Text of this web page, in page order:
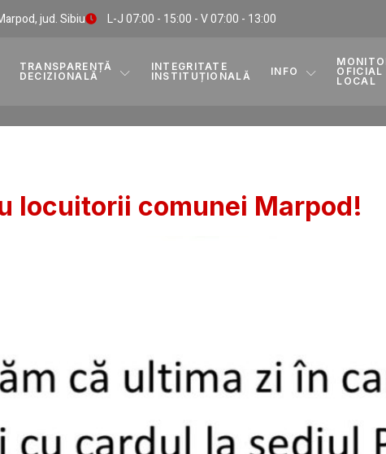
jud. Sibiu L-J 07:00 - 15:00 - V 07:00 - 13:00
TRANSPARENȚĂ
DECIZIONALĂ
INTEGRITATE
INSTITUȚIONALĂ
INFO
OFICIAL
LOCAL
locuitorii comunei Marpod!